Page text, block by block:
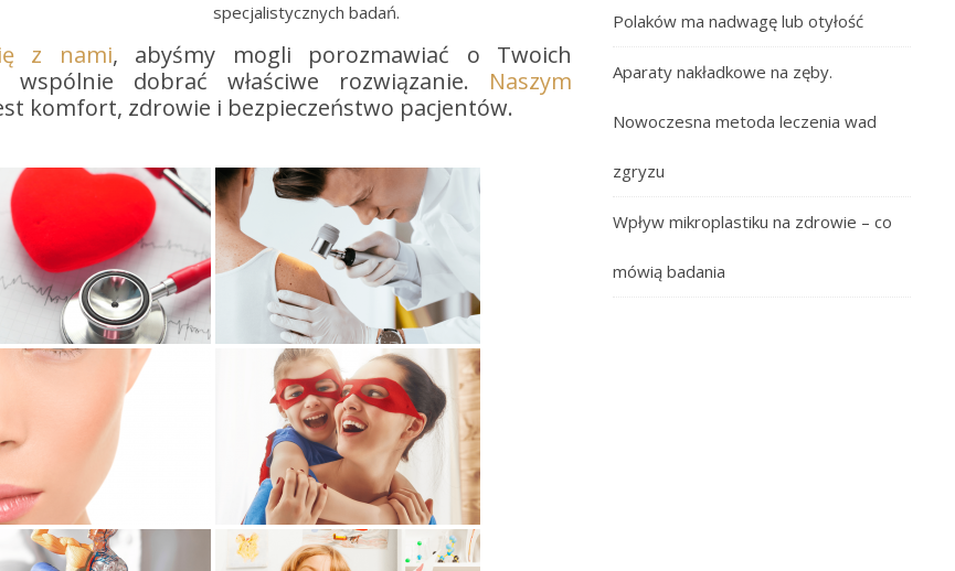
specjalistycznych badań.
z nami, abyśmy mogli porozmawiać o Twoich
dobrać właściwe rozwiązanie. Naszym
komfort, zdrowie i bezpieczeństwo pacjentów.
Polaków ma nadwagę lub otyłość
Aparaty nakładkowe na zęby.
Nowoczesna metoda leczenia wad
zgryzu
Wpływ mikroplastiku na zdrowie – co
mówią badania